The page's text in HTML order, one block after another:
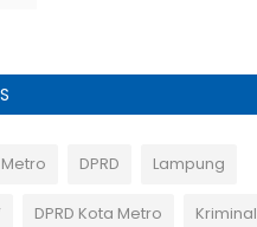
Metro DPRD Lampung
DPRD Kota Metro Kriminal